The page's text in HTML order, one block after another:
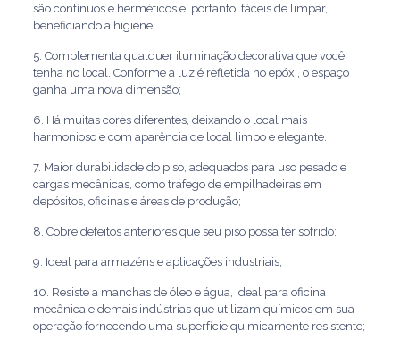
são contínuos e herméticos e, portanto, fáceis de limpar,
beneficiando a higiene;
5. Complementa qualquer iluminação decorativa que você
tenha no local. Conforme a luz é refletida no epóxi, o espaço
ganha uma nova dimensão;
6. Há muitas cores diferentes, deixando o local mais
harmonioso e com aparência de local limpo e elegante.
7. Maior durabilidade do piso, adequados para uso pesado e
cargas mecânicas, como tráfego de empilhadeiras em
depósitos, oficinas e áreas de produção;
8. Cobre defeitos anteriores que seu piso possa ter sofrido;
9. Ideal para armazéns e aplicações industriais;
10. Resiste a manchas de óleo e água, ideal para oficina
mecânica e demais indústrias que utilizam químicos em sua
operação fornecendo uma superfície quimicamente resistente;